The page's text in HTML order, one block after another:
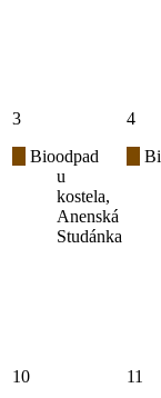
3
Bioodpad
u
kostela,
Anenská
Studánka
4
10 11